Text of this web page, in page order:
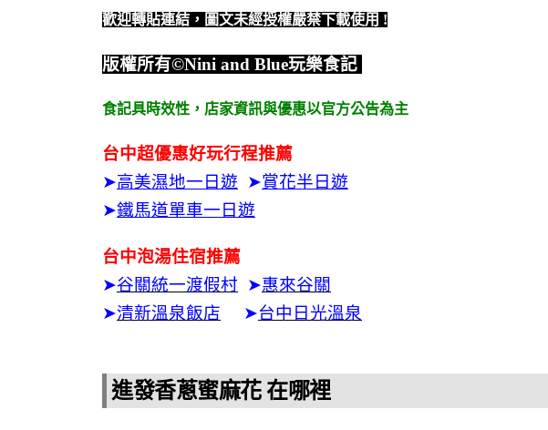
歡迎轉貼連結，圖文未經授權嚴禁下載使用 !
版權所有©Nini and Blue玩樂食記
食記具時效性， 店家資訊與優惠以官方公告為主
台中超優惠好玩行程推薦
➤高美濕地一日遊 ➤賞花半日遊
➤鐵馬道單車一日遊
台中泡湯住宿推薦
➤谷關統一渡假村 ➤惠來谷關
➤清新溫泉飯店 ➤台中日光溫泉
進發香蔥蜜麻花 在哪裡